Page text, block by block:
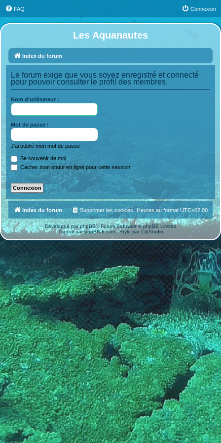
FAQ Connexion
Les Aquanautes
Index du forum
Le forum exige que vous soyez enregistré et connecté
pour pouvoir consulter le profil des membres.
Nom d’utilisateur :
Mot de passe :
J’ai oublié mon mot de passe
Se souvenir de moi
Cacher mon statut en ligne pour cette session
Index du forum Heures au format UTC+02:00
Supprimer les cookies
Développé parphpBB® Forum Software © phpBB Limited
Traduit parphpBB-fr.com| Style par Cri|Studio